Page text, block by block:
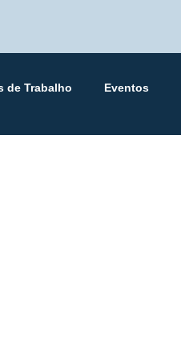
de Trabalho Eventos